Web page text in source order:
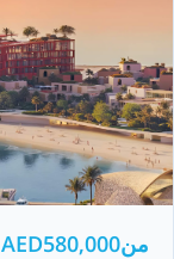
من AED580,000